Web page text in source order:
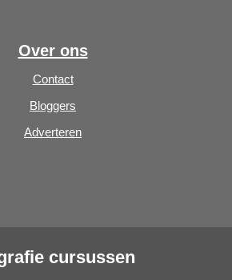
Over ons
Contact
Bloggers
Adverteren
cursussen